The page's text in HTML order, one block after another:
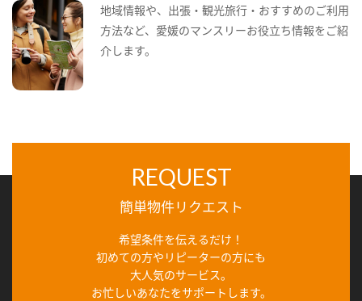
地域情報や、出張・観光旅行・おすすめのご利用
方法など、愛媛のマンスリーお役立ち情報をご紹
介します。
REQUEST
簡単物件リクエスト
希望条件を伝えるだけ！
初めての方やリピーターの方にも
大人気のサービス。
お忙しいあなたをサポートします。